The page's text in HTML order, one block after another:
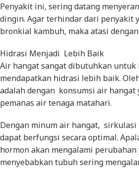
Penyakit ini, sering datang
dingin. Agar terhindar dari penyakit
bronkial kambuh, maka atasi
Hidrasi Menjadi Lebih Baik
Air hangat sangat dibutuhkan untuk
mendapatkan hidrasi lebih baik.
adalah dengan konsumsi air hangat
pemanas air tenaga matahari.
Dengan minum air hangat,
dapat berfungsi secara optimal.
hormon akan mengalami
menyebabkan tubuh sering